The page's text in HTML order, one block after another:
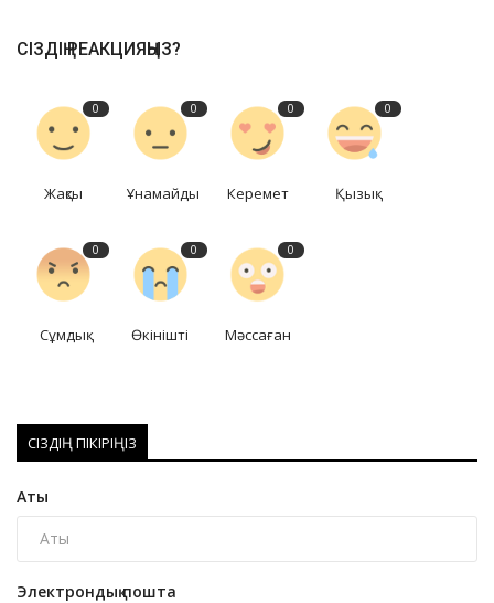
СІЗДІҢ РЕАКЦИЯҢЫЗ?
0
Жақсы
0
Ұнамайды
0
Керемет
0
Қызық
0
Сұмдық
0
Өкінішті
0
Мәссаған
СІЗДІҢ ПІКІРІҢІЗ
Аты
Электрондық пошта